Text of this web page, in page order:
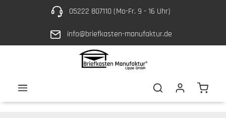
Zum Hauptinhalt springen05222 807110 (Mo-Fr. 9 - 16 Uhr)
info@briefkasten-manufaktur.de